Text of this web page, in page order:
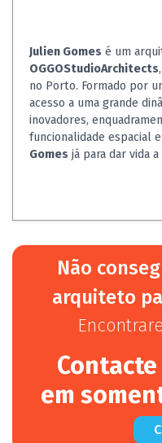
Julien Gomes é um
OGGOStudioArchitects
no Porto. Formado por
acesso a uma grande
inovadores,
funcionalidade espacial
Gomes já para dar vida
Não
arquiteto
em